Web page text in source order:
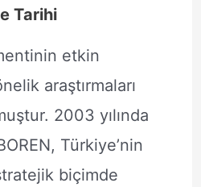
Tarihi
etkin
araştırmaları
2003 yılında
Türkiye’nin
biçimde